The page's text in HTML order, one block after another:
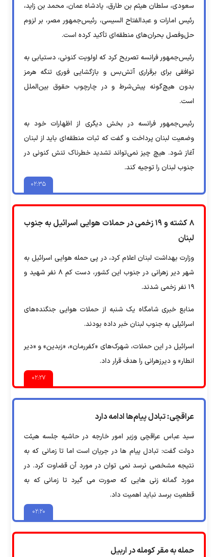
۰۲:۳۵
سعودی، سلطان هیثم بن طارق، پادشاه عمان، محمد بن زاید،
رئیس امارات و عبدالفتاح السیسی، رئیس‌جمهور مصر، بر لزوم
حل‌وفصل بحران‌های منطقه‌ای تأکید کرده است.
رئیس‌جمهور فرانسه تصریح کرد که اولویت کنونی، دستیابی به
توافقی برای برقراری آتش‌بس و بازگشایی فوری تنگه هرمز
بدون هیچ‌گونه پیش‌شرط و در چارچوب حقوق بین‌الملل
است.
رئیس‌جمهور فرانسه در بخش دیگری از اظهارات خود به
وضعیت لبنان پرداخت و گفت که ثبات منطقه‌ای باید از لبنان
آغاز شود. هیچ چیز نمی‌تواند تشدید خطرناک تنش کنونی در
جنوب لبنان را توجیه کند.
۸ کشته و ۱۹ زخمی در حملات هوایی اسرائیل به جنوب
لبنان
۰۲:۲۷
وزارت بهداشت لبنان اعلام کرد، در پی حمله هوایی اسرائیل به
شهر دیر زهرانی در جنوب این کشور، دست کم ۸ نفر شهید و
۱۹ نفر زخمی شدند.
منابع خبری شامگاه یک شنبه از حملات هوایی جنگنده‌های
اسرائیلی به جنوب لبنان خبر داده بودند.
اسرائیل در این حملات، شهرک‌های «كفررمان»، «زبدين» و «دير
انطار» و دیرزهرانی را هدف قرار داد.
عراقچی: تبادل پیام‌ها ادامه دارد
۰۲:۲۰
سید عباس عراقچی وزیر امور خارجه در حاشیه جلسه هیئت
دولت گفت: تبادل پیام ها در جریان است اما تا زمانی که به
نتیجه مشخصی نرسد نمی توان در مورد آن قضاوت کرد.‌ در
مورد گمانه زنی هایی که صورت می گیرد تا زمانی که به
قطعیت برسد نباید اهمیت داد.
حمله به مقر کومله در اربیل